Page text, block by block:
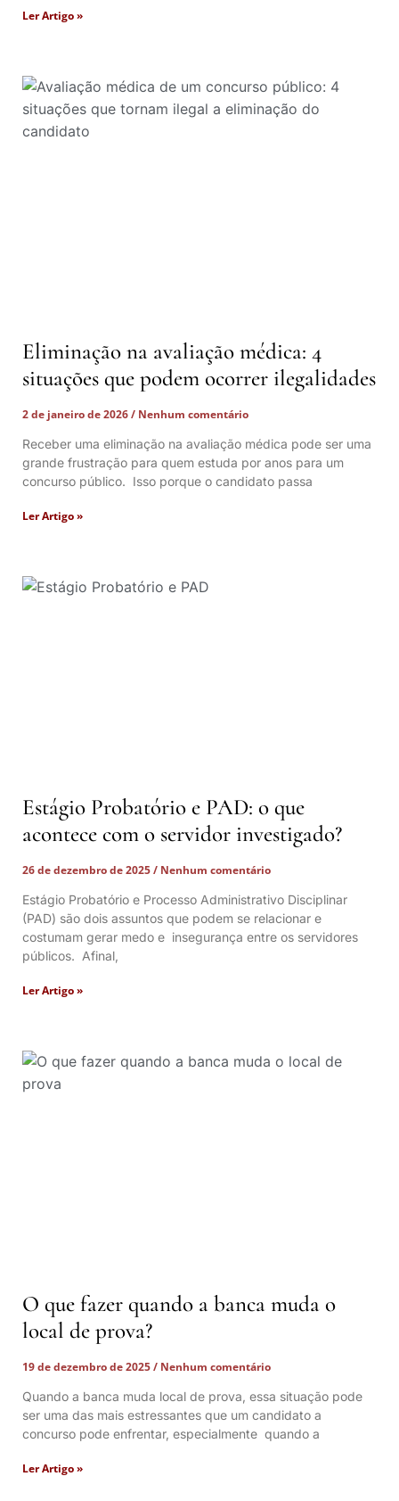
Ler Artigo »
Eliminação na avaliação médica: 4
situações que podem ocorrer ilegalidades
2 de janeiro de 2026
Nenhum comentário
Receber uma eliminação na avaliação médica pode ser uma
grande frustração para quem estuda por anos para um
concurso público. Isso porque o candidato passa
Ler Artigo »
Estágio Probatório e PAD: o que
acontece com o servidor investigado?
26 de dezembro de 2025
Nenhum comentário
Estágio Probatório e Processo Administrativo Disciplinar
(PAD) são dois assuntos que podem se relacionar e
costumam gerar medo e insegurança entre os servidores
públicos. Afinal,
Ler Artigo »
O que fazer quando a banca muda o
local de prova?
19 de dezembro de 2025
Nenhum comentário
Quando a banca muda local de prova, essa situação pode
ser uma das mais estressantes que um candidato a
concurso pode enfrentar, especialmente quando a
Ler Artigo »